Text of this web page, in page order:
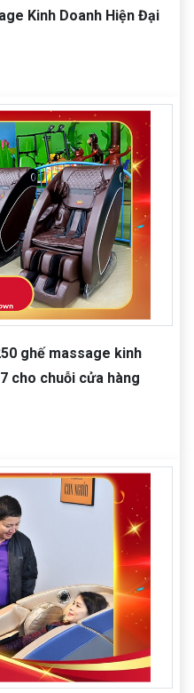
Kinh Doanh Hiện Đại
ghế massage kinh
cho chuỗi cửa hàng